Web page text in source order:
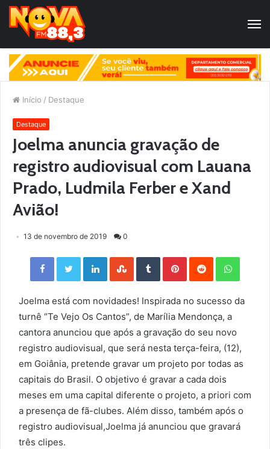
Início / Destaque
Destaque
Joelma anuncia gravação de
registro audiovisual com Lauana
Prado, Ludmila Ferber e Xand
Avião!
13 de novembro de 2019 0
Facebook Twitter LinkedIn StumbleUpon Tumblr Pinterest Reddit
Joelma está com novidades! Inspirada no sucesso da
turnê “Te Vejo Os Cantos”, de Marília Mendonça, a
cantora anunciou que após a gravação do seu novo
registro audiovisual, que será nesta terça-feira, (12),
em Goiânia, pretende gravar um projeto por todas as
capitais do Brasil. O objetivo é gravar a cada dois
meses em uma capital diferente o projeto, a priori com
a presença de fã-clubes. Além disso, também após o
registro audiovisual,Joelma já anunciou que gravará
três clipes.